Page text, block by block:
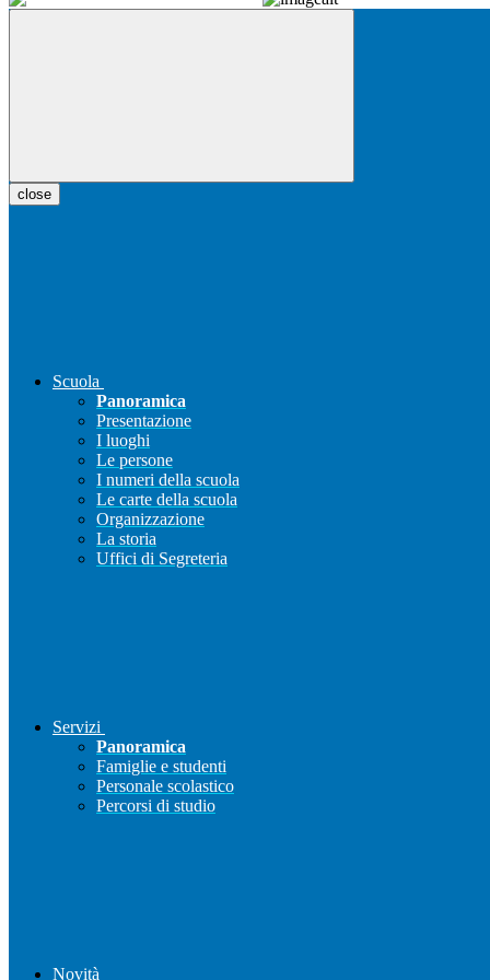
close
Scuola
Panoramica
Presentazione
I luoghi
Le persone
I numeri della scuola
Le carte della scuola
Organizzazione
La storia
Uffici di Segreteria
Servizi
Panoramica
Famiglie e studenti
Personale scolastico
Percorsi di studio
Novità